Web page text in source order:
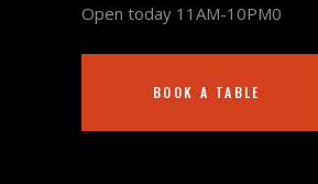
Open today 11AM-10PM0
BOOK A TABLE